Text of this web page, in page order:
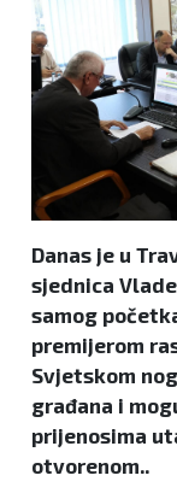
Danas je u
sjednica
samog
premijerom
Svjetskom
građana i
prijenosima
otvorenom..